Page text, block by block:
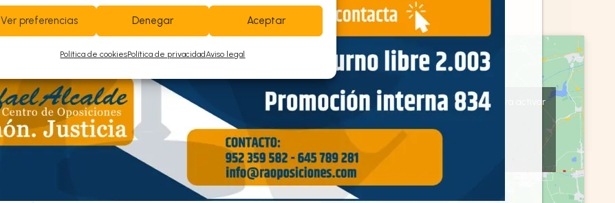
Aceptar
Denegar
Ver preferencias
Política de cookiesPolítica de privacidadAviso legal
Contacta con
nosotros ¡Te
ayudamos!
+34 645 789 281
Haz clic en «Estoy de acuerdo» para activar
Política de cookies